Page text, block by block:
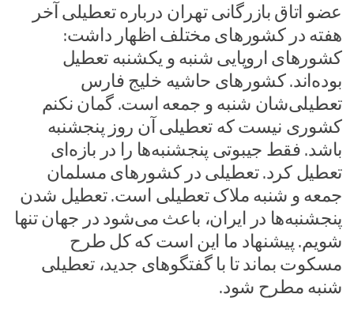
عضو اتاق بازرگانی تهران درباره تعطیلی آخر
هفته در کشور‌های مختلف اظهار داشت:
کشور‌های اروپایی شنبه و یکشنبه تعطیل
بوده‌اند. کشور‌های حاشیه خلیج فارس
تعطیلی‌شان شنبه و جمعه است. گمان نکنم
کشوری نیست که تعطیلی آن روز پنجشنبه
باشد. فقط جیبوتی پنجشنبه‌ها را در بازه‌ای
تعطیل کرد. تعطیلی در کشور‌های مسلمان
جمعه و شنبه ملاک تعطیلی است. تعطیل شدن
پنجشنبه‌ها در ایران، باعث می‌شود در جهان تنها
شویم. پیشنهاد ما این است که کل طرح
مسکوت بماند تا با گفتگو‌های جدید، تعطیلی
شنبه مطرح شود.